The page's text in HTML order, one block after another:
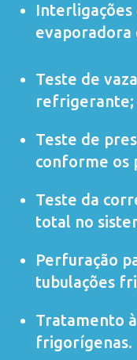
Interligações
evaporadora
Teste de
refrigerante;
Teste de
conforme os
Teste da
total no
Perfuração
tubulações
Tratamento
frigorígenas.